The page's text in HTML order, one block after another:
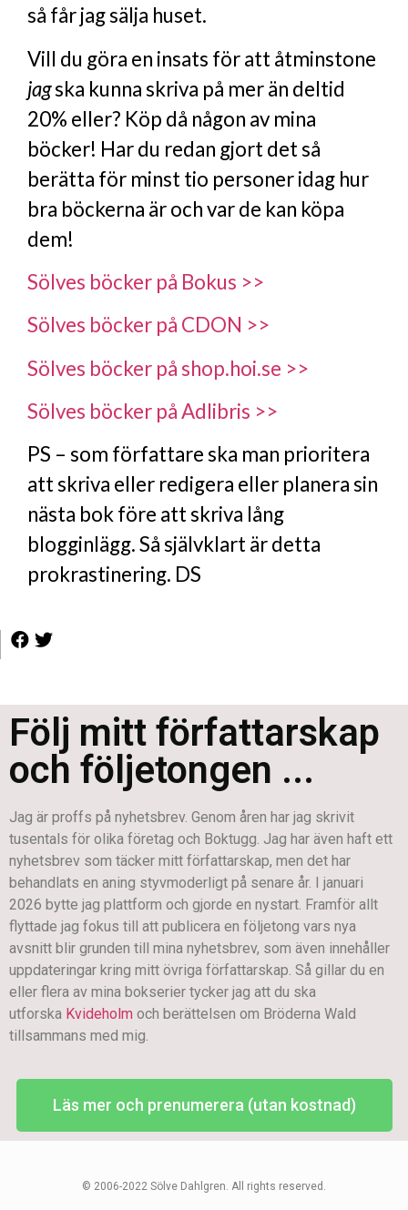
så får jag sälja huset.
Vill du göra en insats för att åtminstone
jagska kunna skriva på mer än deltid
20% eller? Köp då någon av mina
böcker! Har du redan gjort det så
berätta för minst tio personer idag hur
bra böckerna är och var de kan köpa
dem!
Sölves böcker på Bokus >>
Sölves böcker på CDON >>
Sölves böcker på shop.hoi.se >>
Sölves böcker på Adlibris >>
PS – som författare ska man prioritera
att skriva eller redigera eller planera sin
nästa bok före att skriva lång
blogginlägg. Så självklart är detta
prokrastinering. DS
Följ mitt författarskap
och följetongen ...
Jag är proffs på nyhetsbrev. Genom åren har jag skrivit
tusentals för olika företag och Boktugg. Jag har även haft ett
nyhetsbrev som täcker mitt författarskap, men det har
behandlats en aning styvmoderligt på senare år. I januari
2026 bytte jag plattform och gjorde en nystart. Framför allt
flyttade jag fokus till att publicera en följetong vars nya
avsnitt blir grunden till mina nyhetsbrev, som även innehåller
uppdateringar kring mitt övriga författarskap. Så gillar du en
eller flera av mina bokserier tycker jag att du ska
utforska Kvideholm och berättelsen om Bröderna Wald
tillsammans med mig.
Läs mer och prenumerera (utan kostnad)
© 2006-2022 Sölve Dahlgren. All rights reserved.